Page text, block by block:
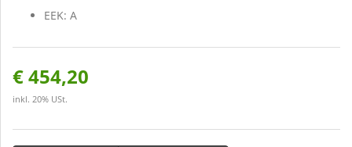
EEK: A
€ 454,20
inkl. 20% USt.